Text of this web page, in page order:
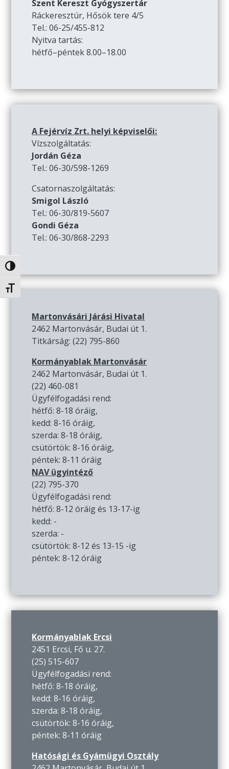
Nagy kontraszt váltása
Betűméret váltása
Szent Kereszt Gyógyszertár
Ráckeresztúr, Hősök tere 4/5
Tel.: 06-25/455-812
Nyitva tartás:
hétfő–péntek 8.00–18.00
A Fejérvíz Zrt. helyi képviselői:
Vízszolgáltatás:
Jordán Géza
Tel.: 06-30/598-1269
Csatornaszolgáltatás:
Smigol László
Tel.: 06-30/819-5607
Gondi Géza
Tel.: 06-30/868-2293
Martonvásári Járási Hivatal
2462 Martonvásár, Budai út 1.
Titkárság: (22) 795-860
Kormányablak Martonvásár
2462 Martonvásár, Budai út 1.
(22) 460-081
Ügyfélfogadási rend:
hétfő: 8-18 óráig,
kedd: 8-16 óráig,
szerda: 8-18 óráig,
csütörtök: 8-16 óráig,
péntek: 8-11 óráig
NAV ügyintéző
(22) 795-370
Ügyfélfogadási rend:
hétfő: 8-12 óráig és 13-17-ig
kedd: -
szerda: -
csütörtök: 8-12 és 13-15 -ig
péntek: 8-12 óráig
Kormányablak Ercsi
2451 Ercsi, Fő u. 27.
(25) 515-607
Ügyfélfogadási rend:
hétfő: 8-18 óráig,
kedd: 8-16 óráig,
szerda: 8-18 óráig,
csütörtök: 8-16 óráig,
péntek: 8-11 óráig
Hatósági és Gyámügyi Osztály